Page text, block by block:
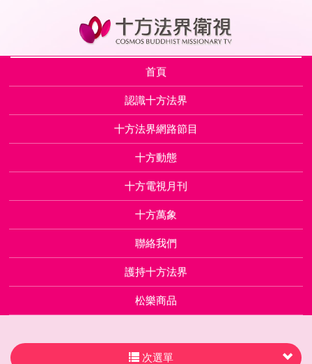
首頁
認識十方法界
十方法界網路節目
十方動態
十方電視月刊
十方萬象
聯絡我們
護持十方法界
松樂商品
次選單